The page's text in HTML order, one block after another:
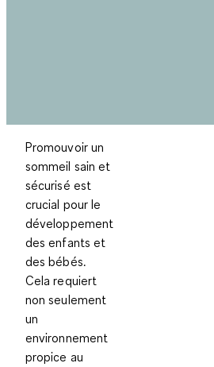
Promouvoir un
sommeil sain et
sécurisé est
crucial pour le
développement
des enfants et
des bébés.
Cela requiert
non seulement
un
environnement
propice au